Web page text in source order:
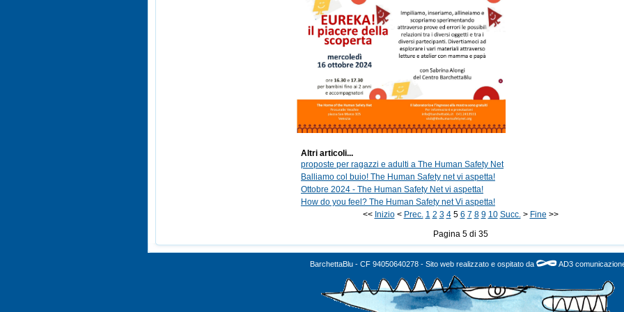
Altri articoli...
proposte per ragazzi e adulti a The Human Safety Net
Balliamo col buio! The Human Safety net vi aspetta!
Ottobre 2024 - The Human Safety Net vi aspetta!
How do you feel? The Human Safety net Vi aspetta!
<< Inizio< Prec. 1 2 3 4 5 6 7 8 9 10 Succ.> Fine >>
Pagina 5 di 35
BarchettaBlu - CF 94050640278 - Sito web realizzato e ospitato da AD3